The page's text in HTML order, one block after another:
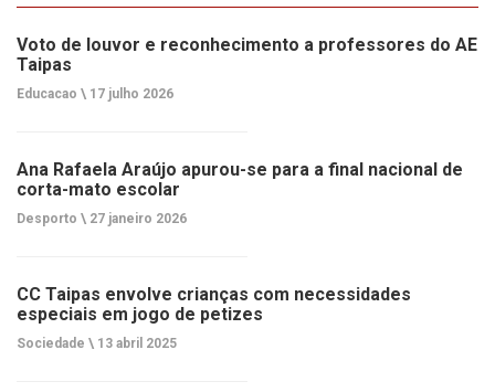
Voto de louvor e reconhecimento a professores do AE
Taipas
Educacao \ 17 julho 2026
Ana Rafaela Araújo apurou-se para a final nacional de
corta-mato escolar
Desporto \ 27 janeiro 2026
CC Taipas envolve crianças com necessidades
especiais em jogo de petizes
Sociedade \ 13 abril 2025